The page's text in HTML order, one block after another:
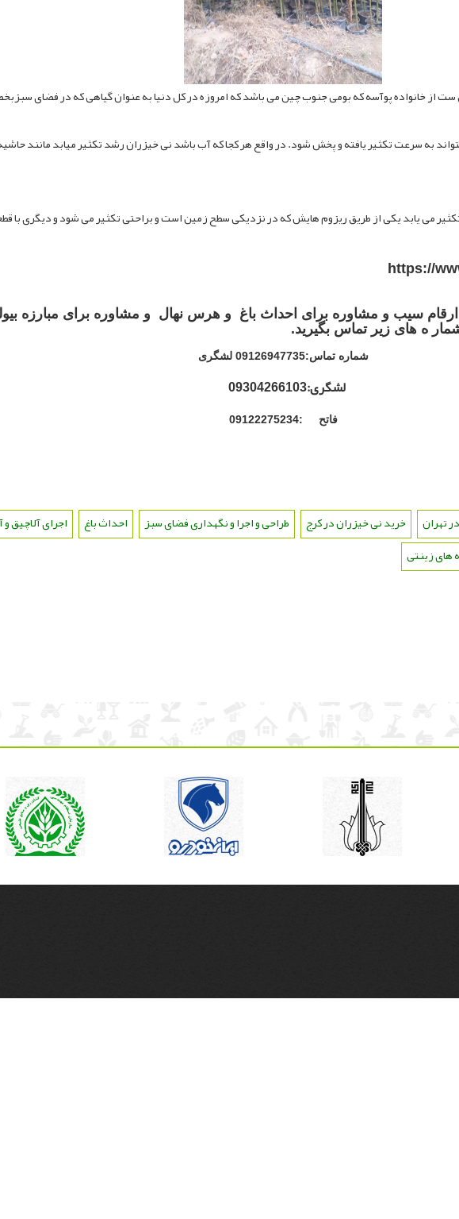
ست از خانواده پوآسه که بومی جنوب چین می باشد که امروزه در کل دنیا به عنوان گیاهی که در فضای
به سرعت تکثیر یافته و پخش شود. در واقع هر کجا که آب باشد نی خیزران رشد تکثیر میابد مانند
می یابد یکی از طریق ریزوم هایش که در نزدیکی سطح زمین است و براحتی تکثیر می شود و دیگری با
ارقام سیب و مشاوره برای احداث باغ و هرس نهال و مشاوره برای مبارزه
شمار ه های زیر تماس بگیرید.
شماره تماس:09126947735 لشگری
لشگری:09304266103
فاتح :09122275234
تهران خرید نی خیزران در کرج طراحی و اجرا و نگهداری فضای سبز احداث باغ اجرای آلاچیق و
زینتی